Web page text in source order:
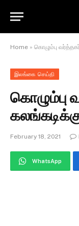
Home » கொழும்பு
இலங்கை செய்தி
கொழும்பு
February 18, 2021
WhatsApp